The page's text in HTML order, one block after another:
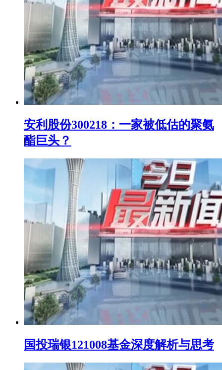
安利股份300218：一家被低估的聚氨
酯巨头？
国投瑞银121008基金深度解析与思考